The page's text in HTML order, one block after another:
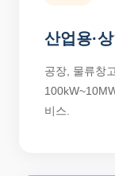
산업용·
공장, 물류창
비스.